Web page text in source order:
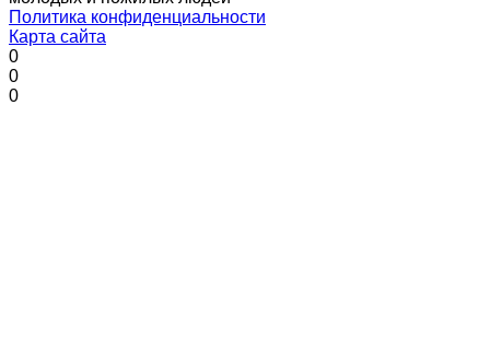
Политика конфиденциальности
Карта сайта
0
0
0